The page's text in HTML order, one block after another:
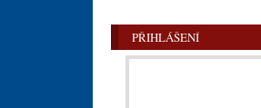
PŘIHLÁŠENÍ